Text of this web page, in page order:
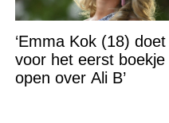
‘Emma Kok (18) doet
voor het eerst boekje
open over Ali B’